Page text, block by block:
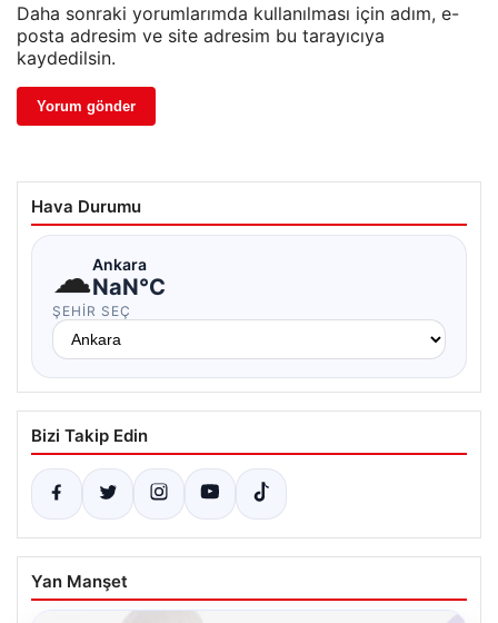
Daha sonraki yorumlarımda kullanılması için adım, e-
posta adresim ve site adresim bu tarayıcıya
kaydedilsin.
Hava Durumu
☁Ankara
NaN°C
ŞEHIR SEÇ
Bizi Takip Edin
Yan Manşet